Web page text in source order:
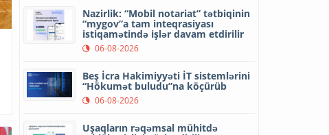
Nazirlik: “Mobil notariat” tətbiqinin
“mygov”a tam inteqrasiyası
istiqamətində işlər davam etdirilir
06-08-2026
Beş İcra Hakimiyyəti İT sistemlərini
“Hökumət buludu”na köçürüb
06-08-2026
Uşaqların rəqəmsal mühitdə